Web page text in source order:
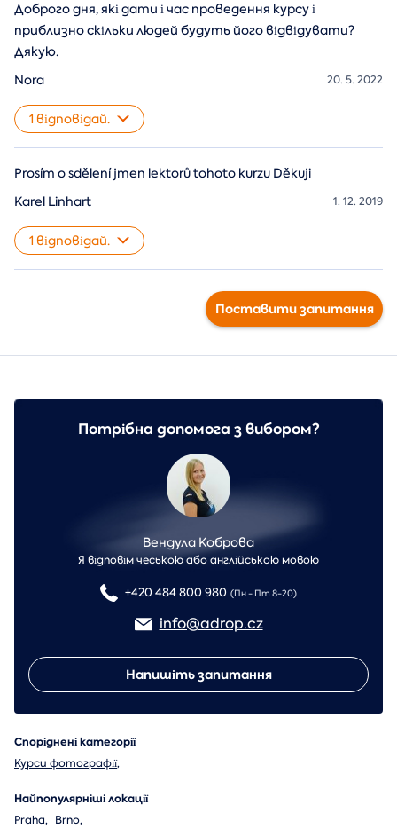
Доброго дня, які дати і час проведення курсу і
приблизно скільки людей будуть його відвідувати?
Дякую.
20. 5. 2022
Nora
1 відповідай.
Prosím o sdělení jmen lektorů tohoto kurzu Děkuji
1. 12. 2019
Karel Linhart
1 відповідай.
Поставити запитання
Потрібна допомога з вибором?
Вендула Коброва
Я відповім чеською або англійською мовою
+420 484 800 980 (Пн - Пт 8-20)
info@adrop.cz
Напишіть запитання
Споріднені категорії
Курси фотографії,
Найпопулярніші локації
Praha, Brno,